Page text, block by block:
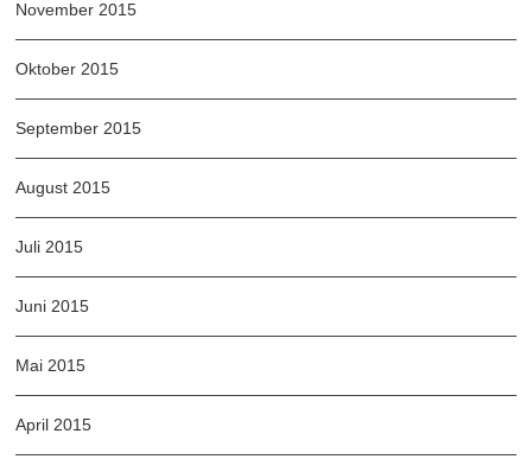
November 2015
Oktober 2015
September 2015
August 2015
Juli 2015
Juni 2015
Mai 2015
April 2015